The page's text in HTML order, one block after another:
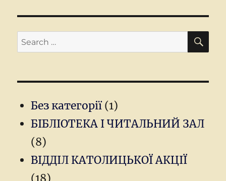
Search
for:
Без категорії(1)
БІБЛІОТЕКА І ЧИТАЛЬНИЙ ЗАЛ
(8)
ВІДДІЛ КАТОЛИЦЬКОЇ АКЦІЇ